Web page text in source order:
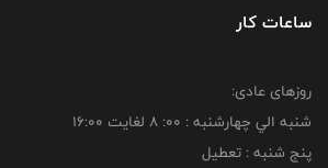
ساعات کار
روزهای عادی:
شنبه الي چهارشنبه : 00: 8 لغايت 16:00
پنج شنبه : تعطیل